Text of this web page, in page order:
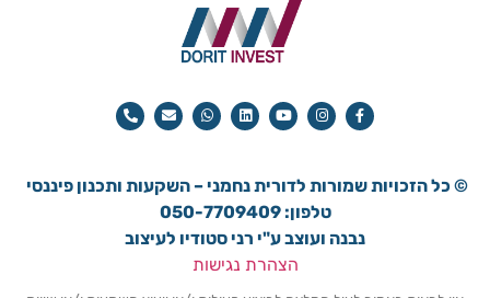
© כל הזכויות שמורות לדורית נחמני – השקעות ותכנון פיננסי
טלפון: 050-7709409
נבנה ועוצב ע"י רני סטודיו לעיצוב
הצהרת נגישות